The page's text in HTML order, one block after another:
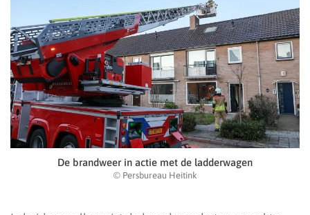
De brandweer in actie met de ladderwagen
© Persbureau Heitink